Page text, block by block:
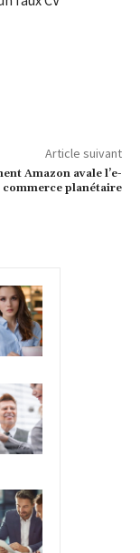
Article suivant
Amazon avale l’e-
commerce planétaire